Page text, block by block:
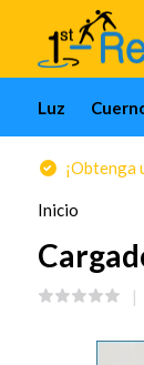
Luz
¡Obtenga
Inicio